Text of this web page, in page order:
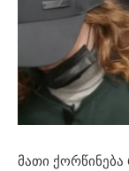
მათი